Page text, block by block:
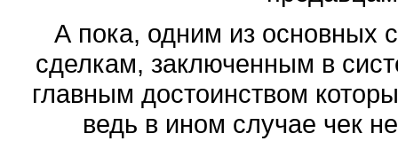
А пока, одним из основных
сделкам, заключенным в
главным достоинством
ведь в ином случае чек